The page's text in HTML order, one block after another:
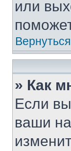
или
» Как
Если
ваши